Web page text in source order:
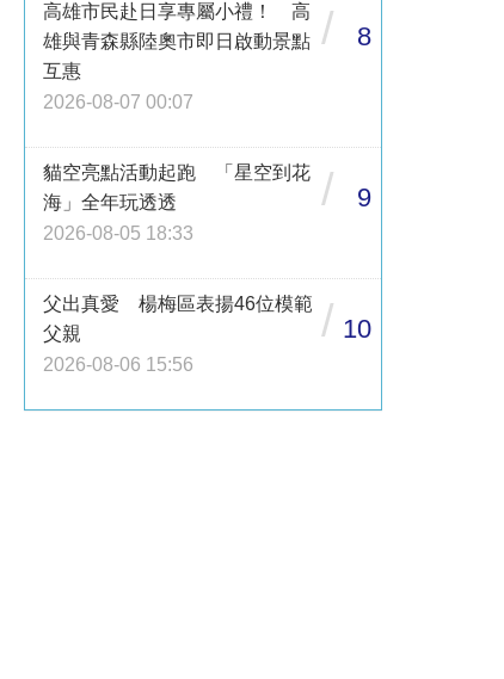
高雄市民赴日享專屬小禮！ 高
雄與青森縣陸奧市即日啟動景點
互惠
2026-08-07 00:07
/ 8
貓空亮點活動起跑 「星空到花
海」全年玩透透
2026-08-05 18:33
/ 9
父出真愛 楊梅區表揚46位模範
父親
2026-08-06 15:56
/ 10